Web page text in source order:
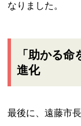
なりました。
「助かる
進化
最後に、遠藤市